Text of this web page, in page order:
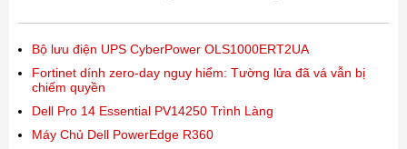
Bộ lưu điện UPS CyberPower OLS1000ERT2UA
Fortinet dính zero-day nguy hiểm: Tường lửa đã vá vẫn bị
chiếm quyền
Dell Pro 14 Essential PV14250 Trình Làng
Máy Chủ Dell PowerEdge R360